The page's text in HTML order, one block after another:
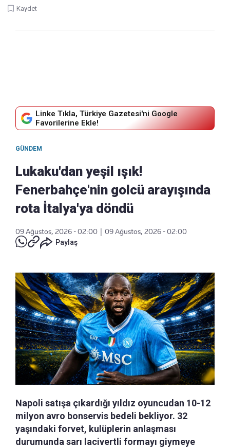
Kaydet
Linke Tıkla, Türkiye Gazetesi'ni Google
Favorilerine Ekle!
GÜNDEM
Lukaku'dan yeşil ışık!
Fenerbahçe'nin golcü arayışında
rota İtalya'ya döndü
09 Ağustos, 2026 - 02:00
09 Ağustos, 2026 - 02:00
Paylaş
Napoli satışa çıkardığı yıldız oyuncudan 10-12
milyon avro bonservis bedeli bekliyor. 32
yaşındaki forvet, kulüplerin anlaşması
durumunda sarı lacivertli formayı giymeye